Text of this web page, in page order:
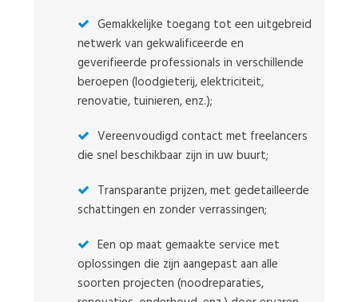
Gemakkelijke toegang tot een uitgebreid
netwerk van gekwalificeerde en
geverifieerde professionals in verschillende
beroepen (loodgieterij, elektriciteit,
renovatie, tuinieren, enz.);
Vereenvoudigd contact met freelancers
die snel beschikbaar zijn in uw buurt;
Transparante prijzen, met gedetailleerde
schattingen en zonder verrassingen;
Een op maat gemaakte service met
oplossingen die zijn aangepast aan alle
soorten projecten (noodreparaties,